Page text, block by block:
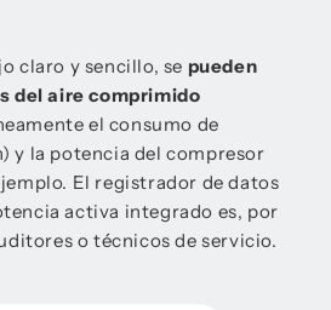
claro y sencillo, se pueden
del aire comprimido
el consumo de
y la potencia del compresor
El registrador de datos
activa integrado es, por
o técnicos de servicio.